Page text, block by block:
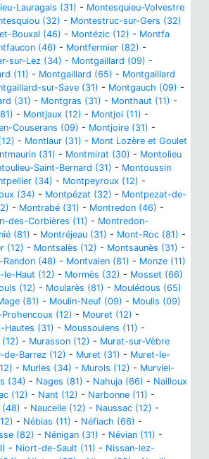
Lauragais (31) - Montesquieu-Volvestre
(32) - Montestruc-sur-Gers (32)
Bouxal (46) - Montézic (12) - Montfa
(46) - Montfermier (82) -
sur-Lez (34) - Montgaillard (09) -
(11) - Montgaillard (65) - Montgaillard
sur-Save (31) - Montgauch (09) -
(31) - Montgras (31) - Monthaut (11) -
- Montjaux (12) - Montjoi (11) -
Couserans (09) - Montjoire (31) -
- Montlaur (31) - Mont Lozère et Goulet
(31) - Montmirat (30) - Montolieu
Saint-Bernard (31) - Montoussin
(34) - Montpeyroux (12) -
(34) - Montpézat (32) - Montpezat-de-
- Montrabé (31) - Montredon (46) -
des-Corbières (11) - Montredon-
(81) - Montréjeau (31) - Mont-Roc (81) -
(12) - Montsalès (12) - Montsaunès (31) -
(48) - Montvalen (81) - Monze (11)
le-Haut (12) - Mormès (32) - Mosset (66)
(12) - Moularès (81) - Moulédous (65)
(81) - Moulin-Neuf (09) - Moulis (09)
(12) - Mouret (12) -
Hautes (31) - Moussoulens (11) -
- Murasson (12) - Murat-sur-Vèbre
de-Barrez (12) - Muret (31) - Muret-le-
- Murles (34) - Murols (12) - Murviel-
(34) - Nages (81) - Nahuja (66) - Nailloux
(12) - Nant (12) - Narbonne (11) -
(48) - Naucelle (12) - Naussac (12) -
- Nébias (11) - Néfiach (66) -
(82) - Nénigan (31) - Névian (11) -
- Niort-de-Sault (11) - Nissan-lez-